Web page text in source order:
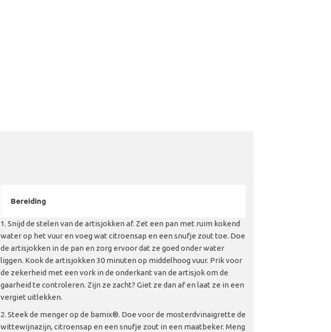
Bereiding
Snijd de stelen van de artisjokken af. Zet een pan met ruim kokend
water op het vuur en voeg wat citroensap en een snufje zout toe. Doe
de artisjokken in de pan en zorg ervoor dat ze goed onder water
liggen. Kook de artisjokken 30 minuten op middelhoog vuur. Prik voor
de zekerheid met een vork in de onderkant van de artisjok om de
gaarheid te controleren. Zijn ze zacht? Giet ze dan af en laat ze in een
vergiet uitlekken.
Steek de menger op de bamix®. Doe voor de mosterdvinaigrette de
wittewijnazijn, citroensap en een snufje zout in een maatbeker. Meng